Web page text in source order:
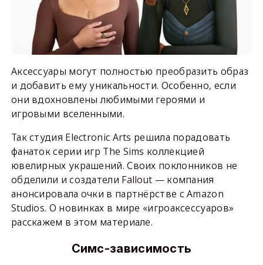
Аксессуары могут полностью преобразить образ
и добавить ему уникальности. Особенно, если
они вдохновлены любимыми героями и
игровыми вселенными.
Так студия Electronic Arts решила порадовать
фанаток серии игр The Sims коллекцией
ювелирных украшений. Своих поклонников не
обделили и создатели Fallout — компания
анонсировала очки в партнёрстве с Amazon
Studios. О новинках в мире «игроаксессуаров»
расскажем в этом материале.
Симс-зависимость